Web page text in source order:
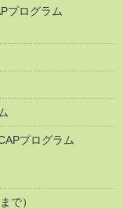
プログラム
プログラム
で）